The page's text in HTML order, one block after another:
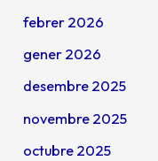
febrer 2026
gener 2026
desembre 2025
novembre 2025
octubre 2025